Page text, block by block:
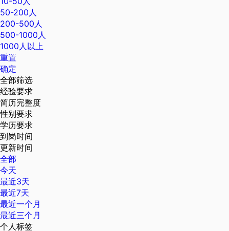
50-200人
200-500人
500-1000人
1000人以上
重置
确定
全部筛选
经验要求
简历完整度
性别要求
学历要求
到岗时间
更新时间
全部
今天
最近3天
最近7天
最近一个月
最近三个月
个人标签